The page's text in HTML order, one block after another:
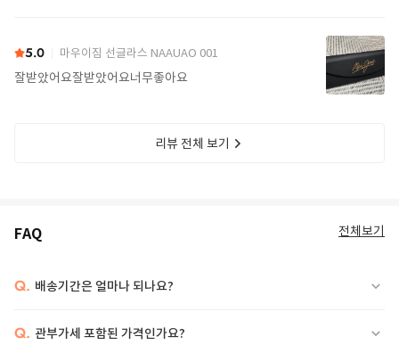
5.0 마우이짐 선글라스 NAAUAO 001
잘받았어요잘받았어요너무좋아요
리뷰 전체 보기
FAQ 전체보기
Q. 배송기간은 얼마나 되나요?
Q. 관부가세 포함된 가격인가요?